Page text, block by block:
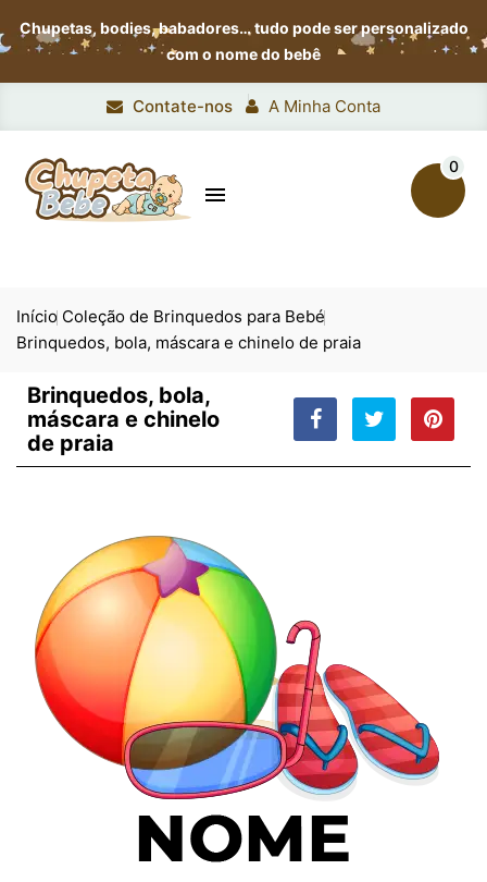
Chupetas, bodies, babadores…tudo pode ser personalizado
com o nome do bebê
Contate-nos A Minha Conta

0
Início Coleção de Brinquedos para Bebé
Brinquedos, bola, máscara e chinelo de praia
Brinquedos, bola,
máscara e chinelo
de praia